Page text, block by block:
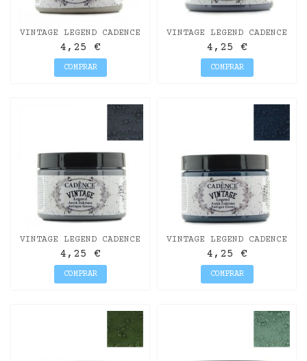
VINTAGE LEGEND CADENCE
VISÓN 150ML
4,25 €
COMPRAR
VINTAGE LEGEND CADENCE
PIZARRA OSCURO 150ML
4,25 €
COMPRAR
VINTAGE LEGEND CADENCE
GRIS 150ML
4,25 €
COMPRAR
VINTAGE LEGEND CADENCE
FRESCO 150ML
4,25 €
COMPRAR